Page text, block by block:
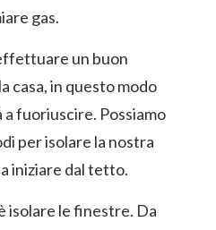
gas.
un buon
casa, in questo modo
fuoriuscire. Possiamo
per isolare la nostra
iniziare dal tetto.
isolare le finestre. Da